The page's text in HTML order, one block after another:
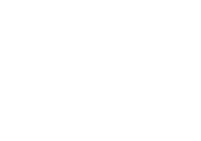
um die